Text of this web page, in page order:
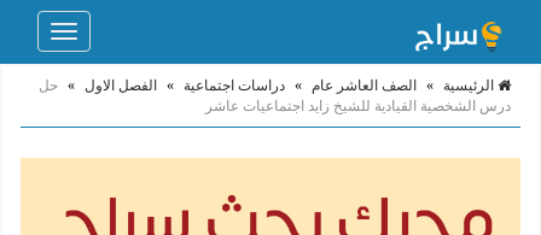
Toggle
الرئيسية » الصف العاشر عام » دراسات اجتماعية » الفصل الاول » حل
درس الشخصية القيادية للشيخ زايد اجتماعيات عاشر